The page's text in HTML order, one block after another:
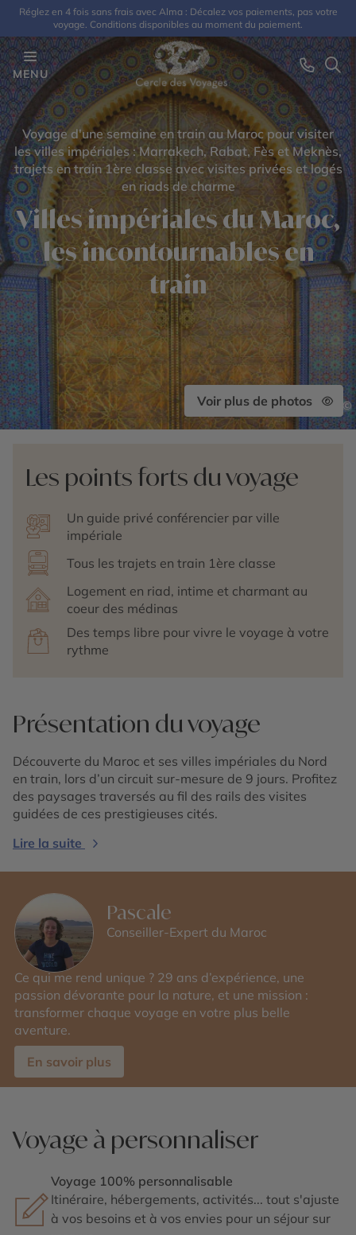
Réglez en 4 fois sans frais avec Alma : Décalez vos paiements, pas votre
voyage. Conditions disponibles au moment du paiement.
MENU
Voyage d'une semaine en train au Maroc pour visiter
les villes impériales : Marrakech, Rabat, Fès et Meknès,
trajets en train 1ère classe avec visites privées et logés
en riads de charme
Villes impériales du Maroc,
les incontournables en
train
Voir plus de photos ©
Les points forts du voyage
Un guide privé conférencier par ville
impériale
Tous les trajets en train 1ère classe
Logement en riad, intime et charmant au
coeur des médinas
Des temps libre pour vivre le voyage à votre
rythme
Présentation du voyage
Découverte du Maroc et ses villes impériales du Nord
en train, lors d’un circuit sur-mesure de 9 jours. Profitez
des paysages traversés au fil des rails des visites
guidées de ces prestigieuses cités.
Lire la suite
Pascale
Conseiller-Expert du Maroc
Ce qui me rend unique ? 29 ans d’expérience, une
passion dévorante pour la nature, et une mission :
transformer chaque voyage en votre plus belle
aventure.
En savoir plus
Voyage à personnaliser
Voyage 100% personnalisable
Itinéraire, hébergements, activités... tout s'ajuste
à vos besoins et à vos envies pour un séjour sur